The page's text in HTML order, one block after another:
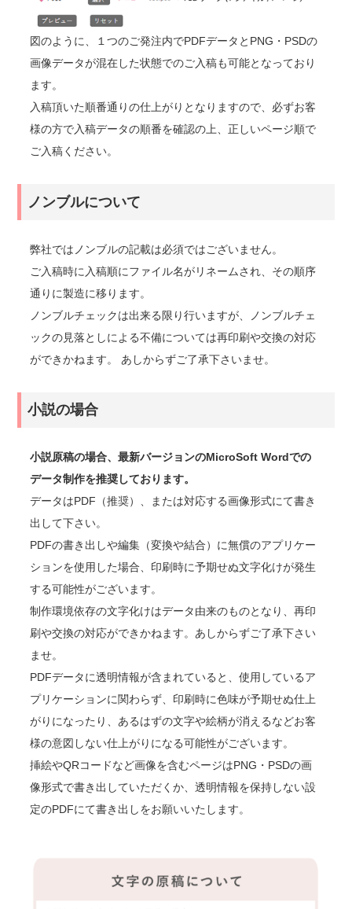
図のように、１つのご発注内でPDFデータとPNG・PSDの
画像データが混在した状態でのご入稿も可能となっており
ます。
入稿頂いた順番通りの仕上がりとなりますので、必ずお客
様の方で入稿データの順番を確認の上、正しいページ順で
ご入稿ください。
ノンブルについて
弊社ではノンブルの記載は必須ではございません。
ご入稿時に入稿順にファイル名がリネームされ、その順序
通りに製造に移ります。
ノンブルチェックは出来る限り行いますが、ノンブルチェ
ックの見落としによる不備については再印刷や交換の対応
ができかねます。 あしからずご了承下さいませ。
小説の場合
小説原稿の場合、最新バージョンのMicroSoft Wordでの
データ制作を推奨しております。
データはPDF（推奨）、または対応する画像形式にて書き
出して下さい。
PDFの書き出しや編集（変換や結合）に無償のアプリケー
ションを使用した場合、印刷時に予期せぬ文字化けが発生
する可能性がございます。
制作環境依存の文字化けはデータ由来のものとなり、再印
刷や交換の対応ができかねます。あしからずご了承下さい
ませ。
PDFデータに透明情報が含まれていると、使用しているア
プリケーションに関わらず、印刷時に色味が予期せぬ仕上
がりになったり、あるはずの文字や絵柄が消えるなどお客
様の意図しない仕上がりになる可能性がございます。
挿絵やQRコードなど画像を含むページはPNG・PSDの画
像形式で書き出していただくか、透明情報を保持しない設
定のPDFにて書き出しをお願いいたします。